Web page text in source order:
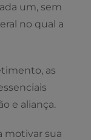
um, sem
no qual a
as
e aliança.
motivar sua